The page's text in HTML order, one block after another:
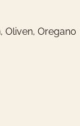
Oliven, Oregano